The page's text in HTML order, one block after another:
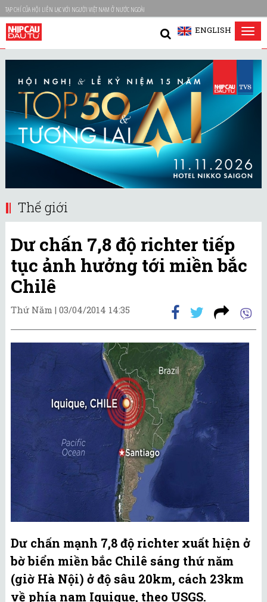
TẠP CHÍ CỦA HỘI LIÊN LẠC VỚI NGƯỜI VIỆT NAM Ở NƯỚC NGOÀI
ENGLISH
Thế giới
Dư chấn 7,8 độ richter tiếp
tục ảnh hưởng tới miền bắc
Chilê
Thứ Năm | 03/04/2014 14:35
Dư chấn mạnh 7,8 độ richter xuất hiện ở
bờ biển miền bắc Chilê sáng thứ năm
(giờ Hà Nội) ở độ sâu 20km, cách 23km
về phía nam Iquique, theo USGS.